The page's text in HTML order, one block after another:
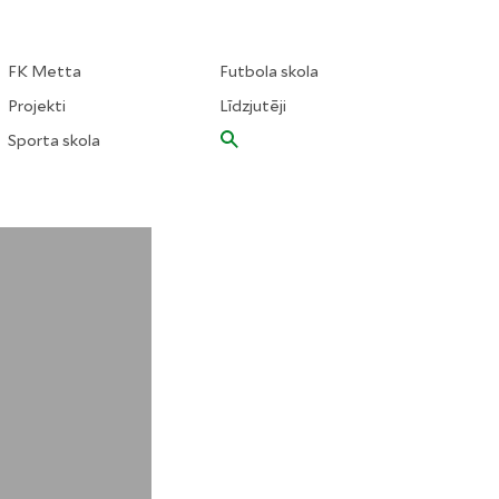
FK Metta
Projekti
Sporta skola
Futbola skola
Līdzjutēji